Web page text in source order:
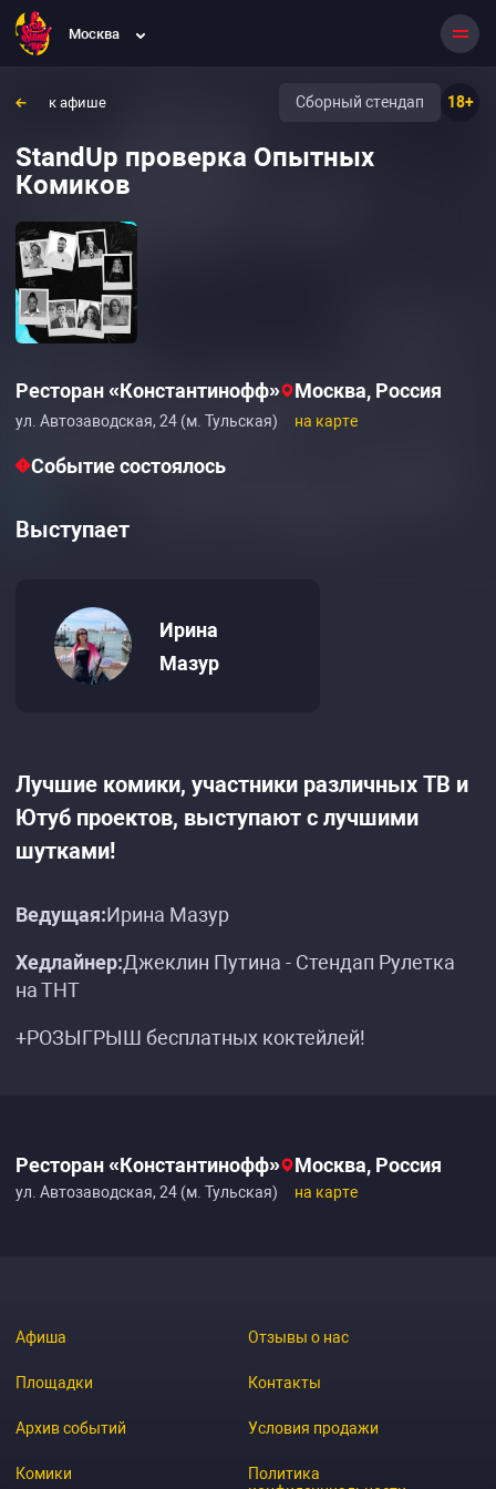
Москва
к афише 18+
Сборный стендап
StandUp проверка Опытных
Комиков
Ресторан «Константинофф»‎ Москва, Россия
ул. Автозаводская, 24 (м. Тульская) на карте
Событие состоялось
Выступает
Ирина
Мазур
Лучшие комики, участники различных ТВ и
Ютуб проектов, выступают с лучшими
шутками!
Ведущая:Ирина Мазур
Хедлайнер:Джеклин Путина - Стендап Рулетка
на ТНТ
+РОЗЫГРЫШ бесплатных коктейлей!
Ресторан «Константинофф»‎ Москва, Россия
ул. Автозаводская, 24 (м. Тульская) на карте
Афиша
Площадки
Архив событий
Комики
Отзывы о нас
Контакты
Условия продажи
Политика